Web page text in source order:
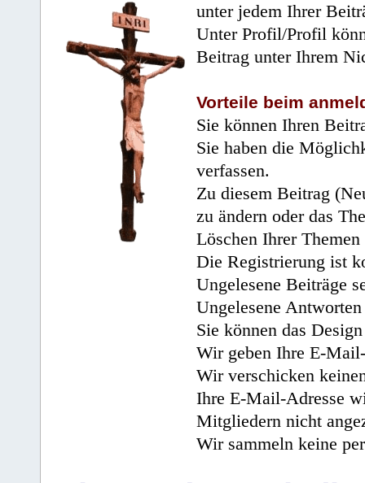
unter jedem Ihrer
Unter Profil/Profil
Beitrag unter Ihrem
Vorteile beim
Sie können Ihren
Sie haben die
verfassen.
Zu diesem Beitrag
zu ändern oder das
Löschen Ihrer
Die Registrierung ist
Ungelesene Beiträge
Ungelesene
Sie können das
Wir geben Ihre E-
Wir verschicken
Ihre E-Mail-Adresse
Mitgliedern nicht
Wir sammeln keine